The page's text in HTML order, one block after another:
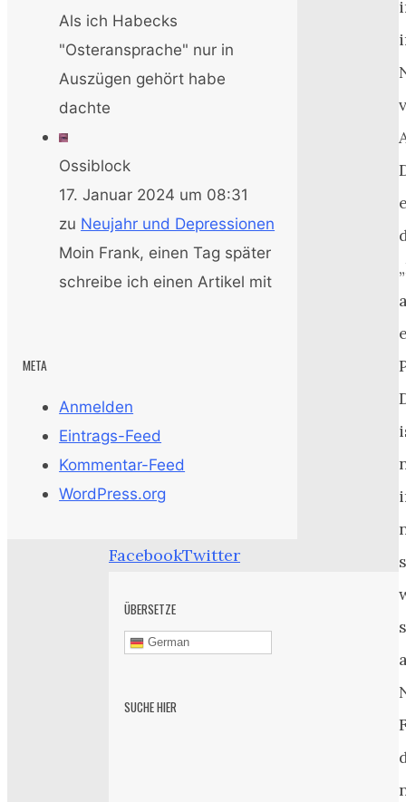
Als ich Habecks
"Osteransprache" nur in
Auszügen gehört habe
dachte
Ossiblock
17. Januar 2024 um 08:31
zu Neujahr und Depressionen
Moin Frank, einen Tag später
schreibe ich einen Artikel mit
META
Anmelden
Eintrags-Feed
Kommentar-Feed
WordPress.org
FacebookTwitter
ÜBERSETZE
German
SUCHE HIER